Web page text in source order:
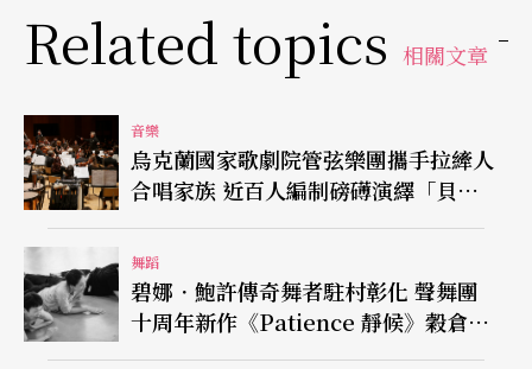
Related topics 相關文章
音樂
烏克蘭國家歌劇院管弦樂團攜手拉縴人
合唱家族 近百人編制磅礡演繹「貝
九」
舞蹈
碧娜．鮑許傳奇舞者駐村彰化 聲舞團
十周年新作《Patience 靜候》穀倉登
場